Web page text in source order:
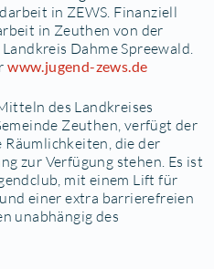
in ZEWS. Finanziell
in Zeuthen von der
Dahme Spreewald.
www.jugend-zews.de
des Landkreises
Zeuthen, verfügt der
die der
zur Verfügung stehen. Es ist
mit einem Lift für
einer extra barrierefreien
unabhängig des